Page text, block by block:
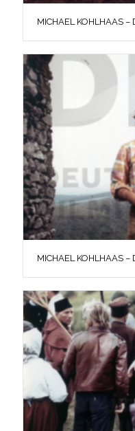
MICHAEL KOHLHAAS
MICHAEL KOHLHAAS